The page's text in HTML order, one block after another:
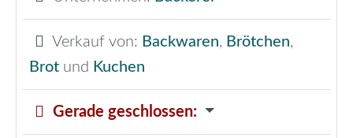
Verkauf von: Backwaren, Brötchen,
Brot und Kuchen
Gerade geschlossen: